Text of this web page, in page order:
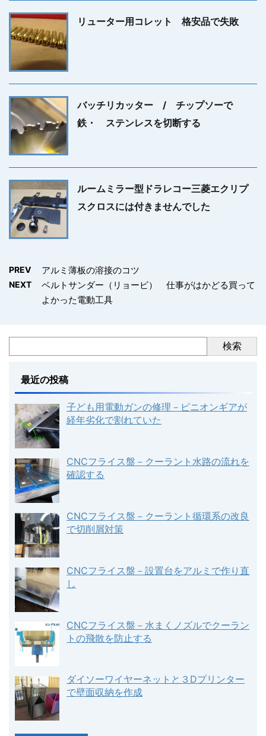
リューター用コレット 格安品で失敗
バッチリカッター / チップソーで
鉄・ ステンレスを切断する
ルームミラー型ドラレコー三菱エクリプ
スクロスには付きませんでした
PREV アルミ薄板の溶接のコツ
NEXT
ベルトサンダー（リョービ） 仕事がはかどる買って
よかった電動工具
検索
最近の投稿
子ども用電動ガンの修理－ピニオンギアが
経年劣化で割れていた
CNCフライス盤－クーラント水路の流れを
確認する
CNCフライス盤－クーラント循環系の改良
で切削屑対策
CNCフライス盤－設置台をアルミで作り直
し
CNCフライス盤－水まくノズルでクーラン
トの飛散を防止する
ダイソーワイヤーネットと３Dプリンター
で壁面収納を作成